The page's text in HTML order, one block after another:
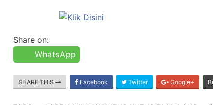
Share on:
WhatsApp
SHARE THIS Facebook Twitter Google+